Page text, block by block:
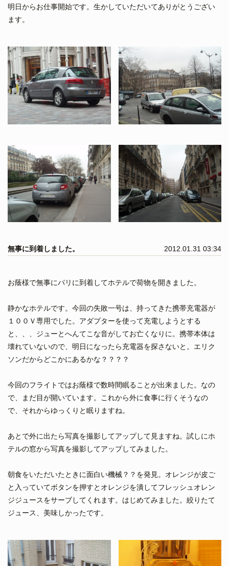
明日からお仕事開始です。生かしていただいてありがとうござい
ます。
無事に到着しました。 2012.01.31 03:34
お蔭様で無事にパリに到着してホテルで荷物を開きました。
静かなホテルです。今回の失敗一号は、持ってきた携帯充電器が
１００Ｖ専用でした。アダプターを使って充電しようとする
と、、、ジューとへんてこな音がしてお亡くなりに。携帯本体は
壊れていないので、明日になったら充電器を探さないと。エリク
ソンだからどこかにあるかな？？？？
今回のフライトではお蔭様で数時間眠ることが出来ました。なの
で、まだ目が開いています。これから外に食事に行くそうなの
で、それからゆっくりと眠りますね。
あとで外に出たら写真を撮影してアップして見ますね。試しにホ
テルの窓から写真を撮影してアップしてみました。
朝食をいただいたときに面白い機械？？を発見。オレンジが皮ご
と入っていてボタンを押すとオレンジを潰してフレッシュオレン
ジジュースをサーブしてくれます。はじめてみました。絞りたて
ジュース、美味しかったです。